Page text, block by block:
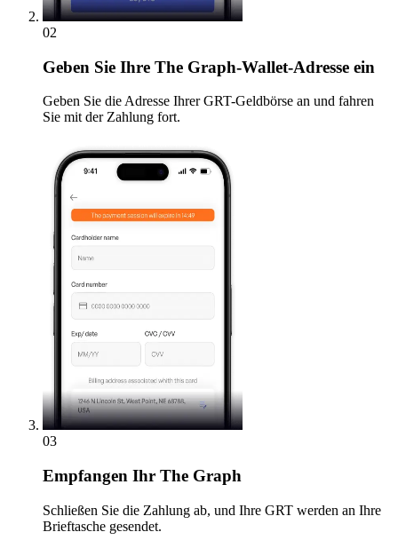
02
Geben Sie Ihre The Graph-Wallet-Adresse ein
Geben Sie die Adresse Ihrer GRT-Geldbörse an und fahren
Sie mit der Zahlung fort.
03
Empfangen Ihr The Graph
Schließen Sie die Zahlung ab, und Ihre GRT werden an Ihre
Brieftasche gesendet.